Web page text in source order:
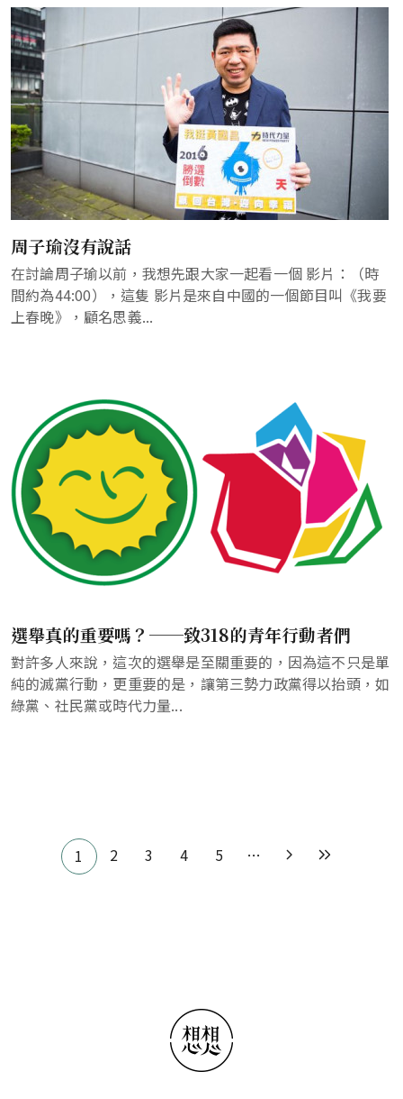
周子瑜沒有說話
在討論周子瑜以前，我想先跟大家一起看一個 影片：（時
間約為44:00），這隻 影片是來自中國的一個節目叫《我要
上春晚》，顧名思義...
選舉真的重要嗎？──致318的青年行動者們
對許多人來說，這次的選舉是至關重要的，因為這不只是單
純的滅黨行動，更重要的是，讓第三勢力政黨得以抬頭，如
綠黨、社民黨或時代力量...
Pagination
1 2 3 4 5 …